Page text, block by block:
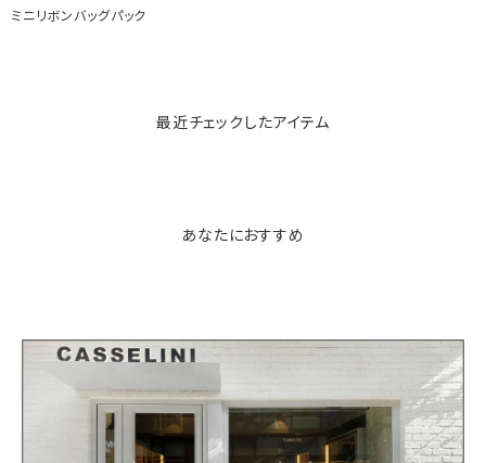
ミニリボンバッグパック
最近チェックしたアイテム
あなたにおすすめ